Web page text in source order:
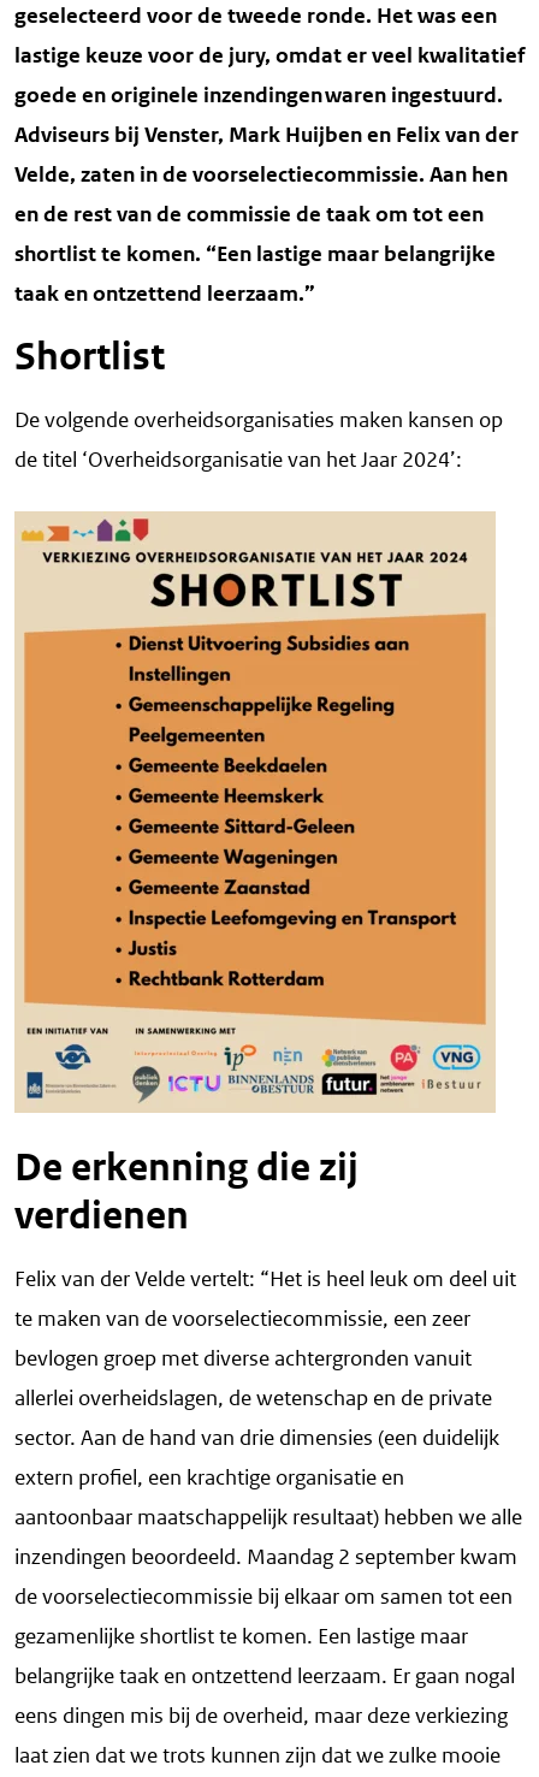
geselecteerd voor de tweede ronde. Het was een
lastige keuze voor de jury, omdat er veel kwalitatief
goede en originele inzendingen waren ingestuurd.
Adviseurs bij Venster, Mark Huijben en Felix van der
Velde, zaten in de voorselectiecommissie. Aan hen
en de rest van de commissie de taak om tot een
shortlist te komen. “Een lastige maar belangrijke
taak en ontzettend leerzaam.”
Shortlist
De volgende overheidsorganisaties maken kansen op
de titel ‘Overheidsorganisatie van het Jaar 2024’:
De erkenning die zij
verdienen
Felix van der Velde vertelt: “Het is heel leuk om deel uit
te maken van de voorselectiecommissie, een zeer
bevlogen groep met diverse achtergronden vanuit
allerlei overheidslagen, de wetenschap en de private
sector. Aan de hand van drie dimensies (een duidelijk
extern profiel, een krachtige organisatie en
aantoonbaar maatschappelijk resultaat) hebben we alle
inzendingen beoordeeld. Maandag 2 september kwam
de voorselectiecommissie bij elkaar om samen tot een
gezamenlijke shortlist te komen. Een lastige maar
belangrijke taak en ontzettend leerzaam. Er gaan nogal
eens dingen mis bij de overheid, maar deze verkiezing
laat zien dat we trots kunnen zijn dat we zulke mooie